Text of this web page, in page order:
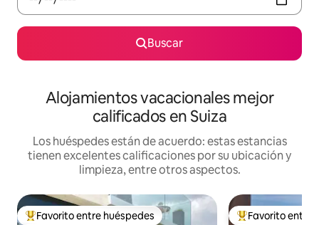
Buscar
Alojamientos vacacionales mejor
calificados en Suiza
Los huéspedes están de acuerdo: estas estancias
tienen excelentes calificaciones por su ubicación y
limpieza, entre otros aspectos.
De los mejores en Favorito entre huéspedes
Favorito entre huéspedes De los mejores
Favorito entre